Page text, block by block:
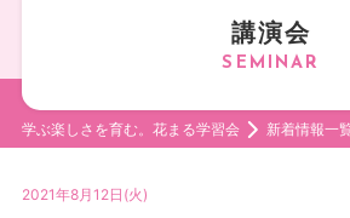
講演会
学ぶ楽しさを育む。花まる学習会 新着情報一
2021年8月12日(火)